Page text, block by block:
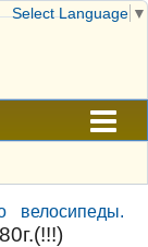
велосипеды.
Select Language ▼